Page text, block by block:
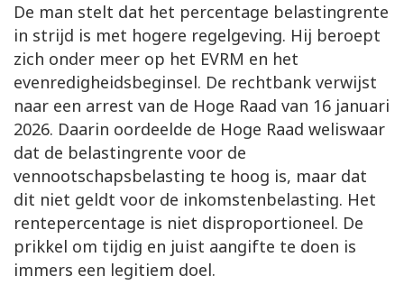
De man stelt dat het percentage belastingrente
in strijd is met hogere regelgeving. Hij beroept
zich onder meer op het EVRM en het
evenredigheidsbeginsel. De rechtbank verwijst
naar een arrest van de Hoge Raad van 16 januari
2026. Daarin oordeelde de Hoge Raad weliswaar
dat de belastingrente voor de
vennootschapsbelasting te hoog is, maar dat
dit niet geldt voor de inkomstenbelasting. Het
rentepercentage is niet disproportioneel. De
prikkel om tijdig en juist aangifte te doen is
immers een legitiem doel.